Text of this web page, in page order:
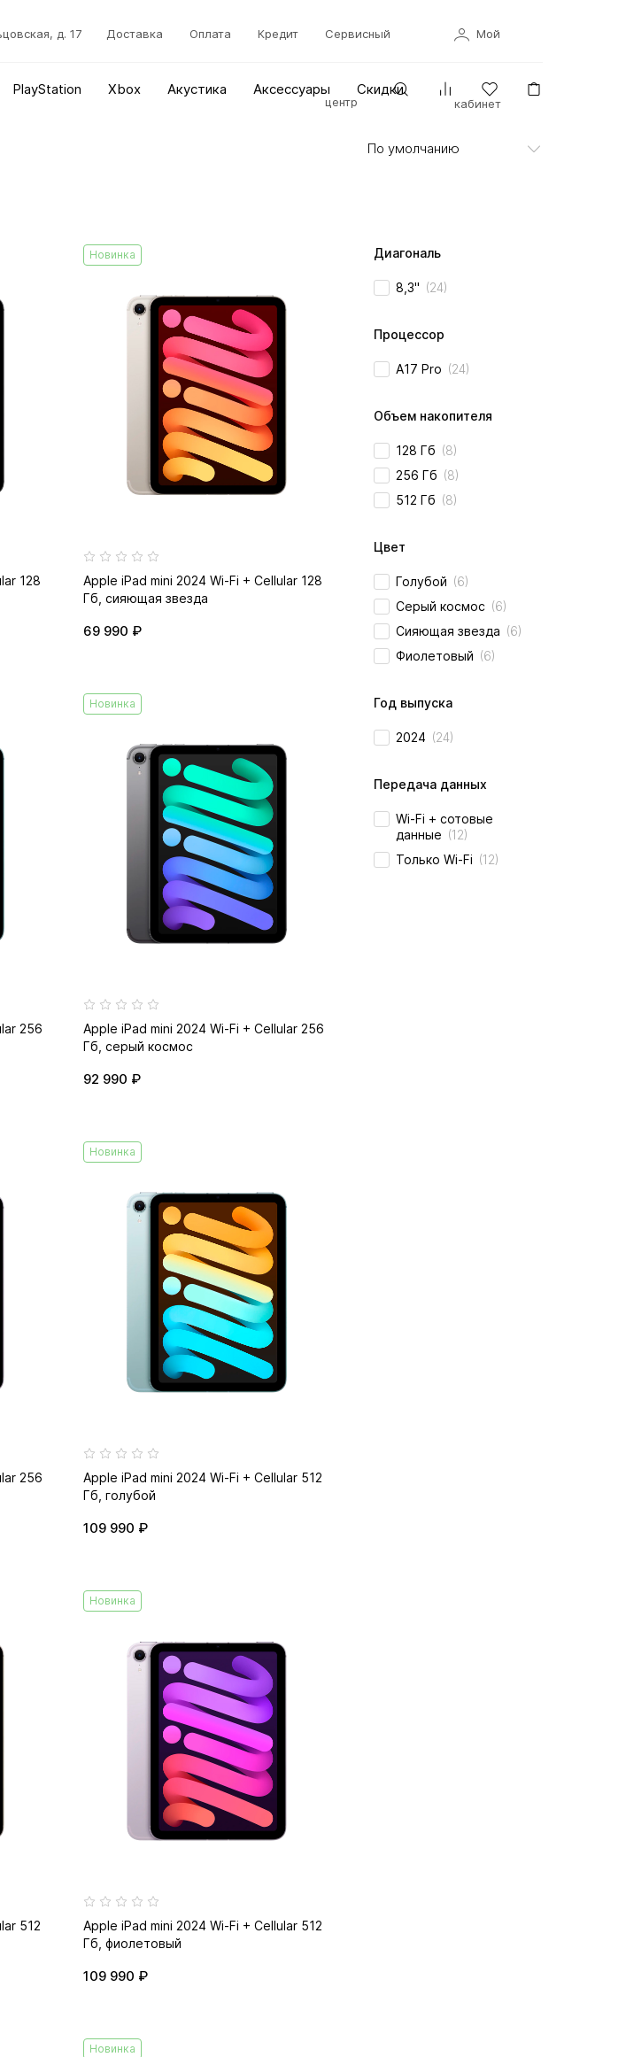
д. 17 Доставка Оплата Кредит Сервисный
центр
Мой
кабинет
PlayStation Xbox Акустика Аксессуары Скидки
128
Новинка
Apple iPad mini 2024 Wi-Fi + Cellular 128
Гб, сияющая звезда
69 990 ₽
256
Новинка
Apple iPad mini 2024 Wi-Fi + Cellular 256
Гб, серый космос
92 990 ₽
256
Новинка
Apple iPad mini 2024 Wi-Fi + Cellular 512
Гб, голубой
109 990 ₽
512
Новинка
Apple iPad mini 2024 Wi-Fi + Cellular 512
Гб, фиолетовый
109 990 ₽
Новинка
Диагональ
8,3" (24)
Процессор
A17 Pro (24)
Объем накопителя
128 Гб (8)
256 Гб (8)
512 Гб (8)
Цвет
Голубой (6)
Серый космос (6)
Сияющая звезда (6)
Фиолетовый (6)
Год выпуска
2024 (24)
Передача данных
Wi-Fi + сотовые
данные (12)
Только Wi-Fi (12)